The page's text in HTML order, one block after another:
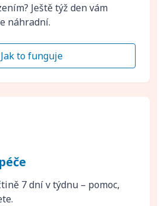
Ještě týž den vám
náhradní.
Jak to funguje
7 dní v týdnu – pomoc,